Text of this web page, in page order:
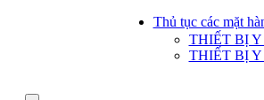
khẩu
TBYT
Thủ tục các mặt
THIẾT BỊ
THIẾT BỊ